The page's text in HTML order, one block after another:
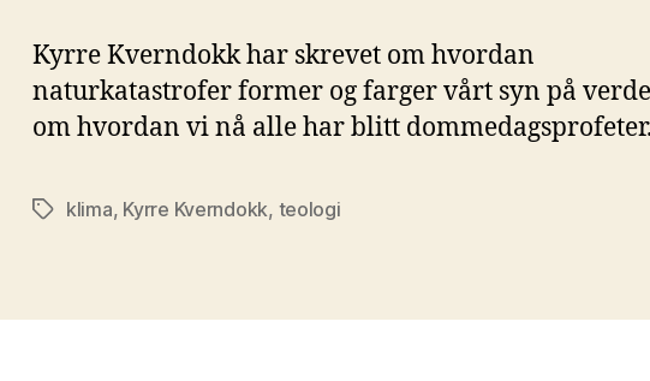
Kyrre Kverndokk har skrevet om hvordan
naturkatastrofer former og farger vårt syn på
om hvordan vi nå alle har blitt dommedagsprofeter.
Stikkord
klima, Kyrre Kverndokk, teologi